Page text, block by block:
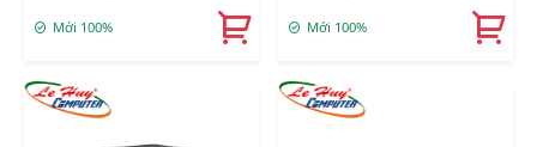
Bluetooth/Ram Option/
(RNUC11PAHi70000)
Mới 100%
Bluetooth/Ram Option/
(BNUC11TNHI50000)
Mới 100%